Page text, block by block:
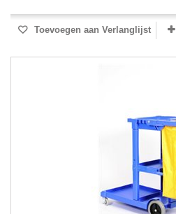
Toevoegen aan Verlanglijst